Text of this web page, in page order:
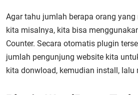
Agar tahu jumlah berapa orang
kita misalnya, kita bisa
Counter. Secara otomatis plugin
jumlah pengunjung website kita
kita donwload, kemudian install, lalu